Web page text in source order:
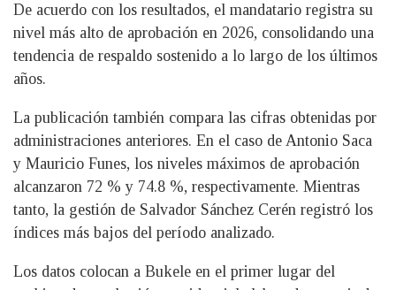
De acuerdo con los resultados, el mandatario registra su
nivel más alto de aprobación en 2026, consolidando una
tendencia de respaldo sostenido a lo largo de los últimos
años.
La publicación también compara las cifras obtenidas por
administraciones anteriores. En el caso de Antonio Saca
y Mauricio Funes, los niveles máximos de aprobación
alcanzaron 72 % y 74.8 %, respectivamente. Mientras
tanto, la gestión de Salvador Sánchez Cerén registró los
índices más bajos del período analizado.
Los datos colocan a Bukele en el primer lugar del